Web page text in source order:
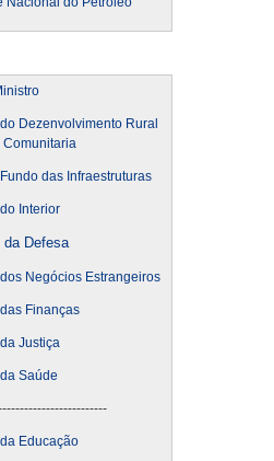
Dezenvolvimento Rural
das Infraestruturas
Interior
da Defesa
Negócios Estrangeiros
Finanças
Justiça
Saúde
Educação